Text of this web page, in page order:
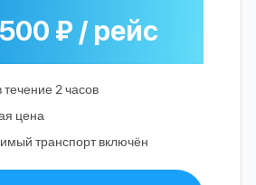
₽ / рейс
течение 2 часов
цена
транспорт включён